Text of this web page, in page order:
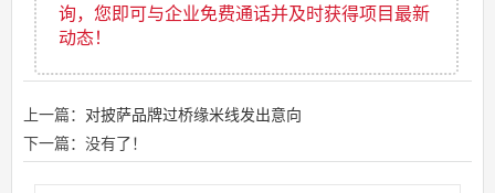
询，您即可与企业免费通话并及时获得项目最新
动态！
上一篇： 对披萨品牌过桥缘米线发出意向
下一篇：没有了！